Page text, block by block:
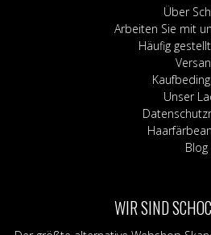
auf
Produktseite
gewählt
Über
Arbeiten Sie mit
Häufig
Unser
Blog
WIR SIND